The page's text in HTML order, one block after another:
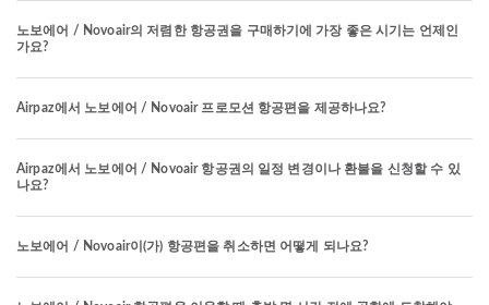
노보에어 / Novoair의 저렴한 항공권을 구매하기에 가장 좋은 시기는 언제인
가요?
Airpaz에서 노보에어 / Novoair 프로모션 항공편을 제공하나요?
Airpaz에서 노보에어 / Novoair 항공권의 일정 변경이나 환불을 신청할 수 있
나요?
노보에어 / Novoair이(가) 항공편을 취소하면 어떻게 되나요?